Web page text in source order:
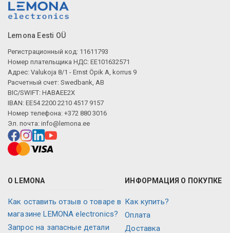
Lemona Eesti OÜ
Регистрационный код: 11611793
Номер плательщика НДС: EE101632571
Адрес: Valukoja 8/1 - Ernst Öpik A, korrus 9
Расчетный счет: Swedbank, AB
BIC/SWIFT: HABAEE2X
IBAN: EE54 2200 2210 4517 9157
Номер телефона: +372 880 3016
Эл. почта: info@lemona.ee
О LEMONA
Как оставить отзыв о товаре в
магазине LEMONA electronics?
Запрос на запасные детали
ИНФОРМАЦИЯ О ПОКУПКЕ
Как купить?
Оплата
Доставка